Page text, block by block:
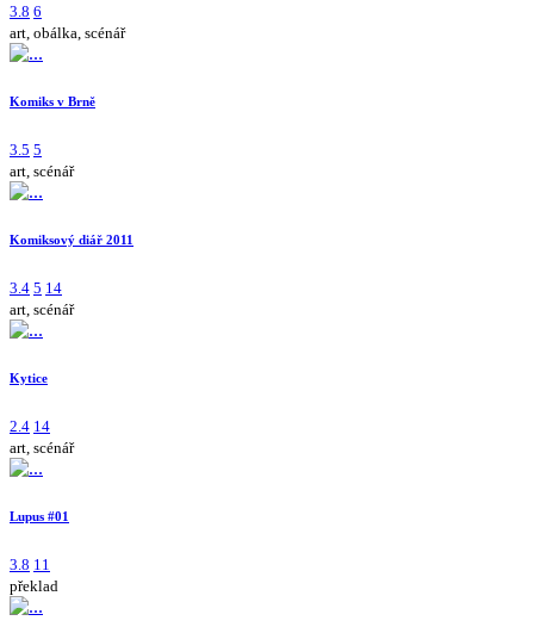
3.8 6
art, obálka, scénář
Komiks v Brně
3.5 5
art, scénář
Komiksový diář 2011
3.4 5 14
art, scénář
Kytice
2.4 14
art, scénář
Lupus #01
3.8 11
překlad